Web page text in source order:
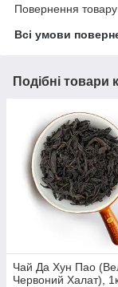
Повернення
Всі умови
Подібні товари
Чай Да Хун Пао
Червоний Халат),